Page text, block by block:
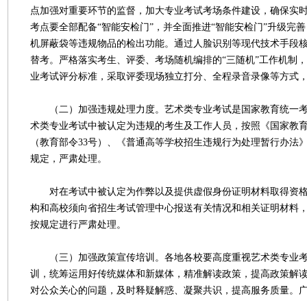
点加强对重要环节的监督，加大专业考试考场条件建设，确保实
考点要全部配备“智能安检门”，并全面推进“智能安检门”升级完
机屏蔽袋等违规物品的检出功能。通过人脸识别等现代技术手段
替考。严格落实考生、评委、考场随机编排的“三随机”工作机制
业考试评分标准，采取评委现场独立打分、全程录音录像等方式
（二）加强违规处理力度。艺术类专业考试是国家教育统一
术类专业考试中被认定为违规的考生及工作人员，按照《国家教
（教育部令33号）、《普通高等学校招生违规行为处理暂行办法
规定，严肃处理。
对在考试中被认定为作弊以及提供虚假身份证明材料取得资
构和高校须向省招生考试管理中心报送有关情况和相关证明材料
按规定进行严肃处理。
（三）加强政策宣传培训。各地各校要高度重视艺术类专业
训，统筹运用好传统媒体和新媒体，精准解读政策，提高政策解
对公众关心的问题，及时释疑解惑、凝聚共识，提高服务质量。